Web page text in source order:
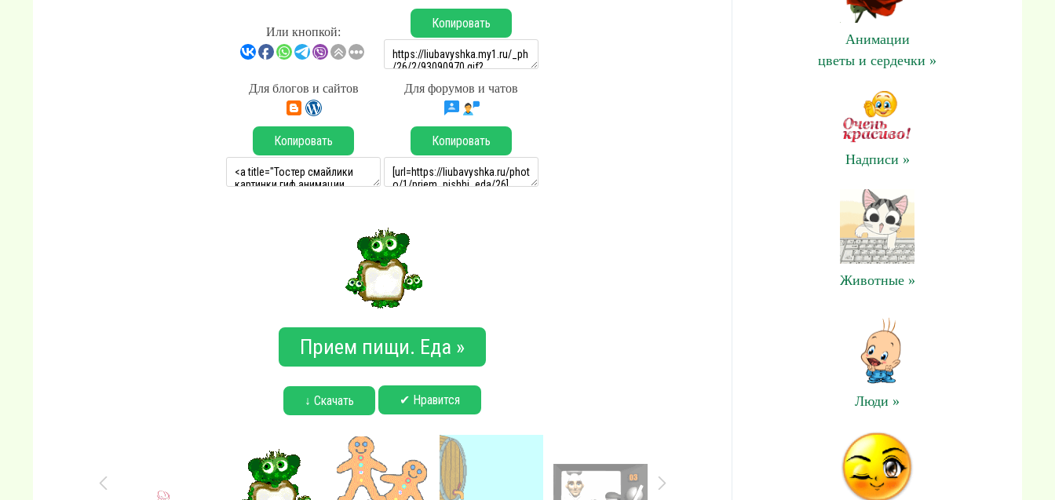
Или кнопкой:
Копировать
Для блогов и сайтов Для форумов и чатов
Копировать Копировать
Прием пищи. Еда »
↓ Скачать ✔ Нравится
Анимации
цветы и сердечки »
Надписи »
Животные »
Люди »